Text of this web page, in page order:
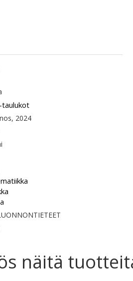
taulukot
2024
näitä